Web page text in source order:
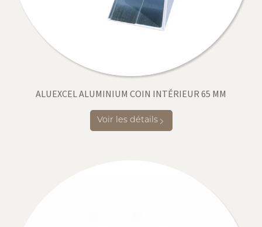
ALUEXCEL ALUMINIUM COIN INTÉRIEUR 65 MM
Voir les détails